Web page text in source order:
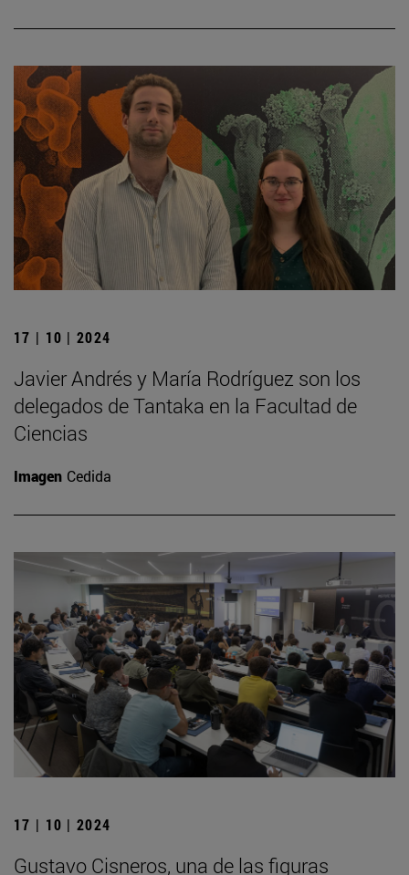
17 | 10 | 2024
Javier Andrés y María Rodríguez son los
delegados de Tantaka en la Facultad de
Ciencias
Imagen Cedida
17 | 10 | 2024
Gustavo Cisneros, una de las figuras